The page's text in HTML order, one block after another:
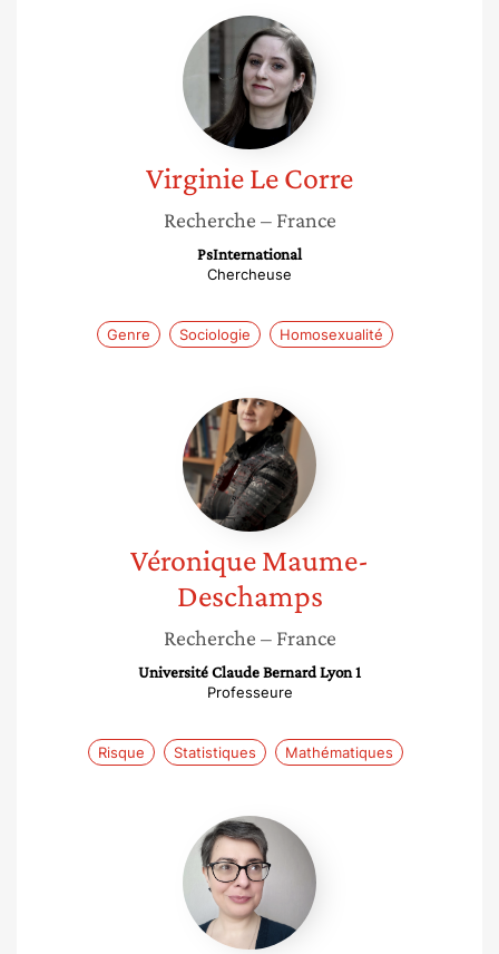
Virginie
Le
Corre
VirginieLe Corre
Recherche – France
PsInternational
Chercheuse
Genre Sociologie Homosexualité
Véronique
Maume-
Deschamps
VéroniqueMaume-
Deschamps
Recherche – France
Université Claude Bernard Lyon 1
Professeure
Risque Statistiques Mathématiques
Rayna
Stamboliyska